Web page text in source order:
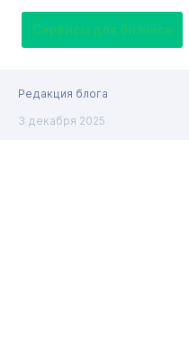
Сервисы для бизнеса
Редакция блога
3 декабря 2025